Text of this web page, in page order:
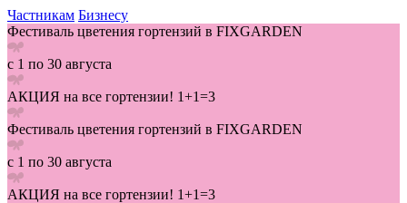
Частникам Бизнесу
Фестиваль цветения гортензий в FIXGARDEN
с 1 по 30 августа
АКЦИЯ на все гортензии! 1+1=3
Фестиваль цветения гортензий в FIXGARDEN
с 1 по 30 августа
АКЦИЯ на все гортензии! 1+1=3